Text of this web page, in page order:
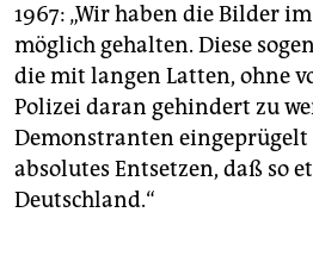
1967: „Wir haben die Bilder
möglich gehalten. Diese
die mit langen Latten, ohne
Polizei daran gehindert zu
Demonstranten eingeprügelt
absolutes Entsetzen, daß so
Deutschland.“